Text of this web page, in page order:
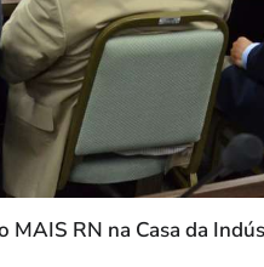
MAIS RN na Casa da